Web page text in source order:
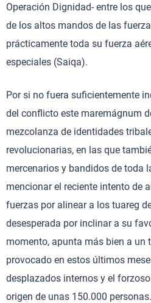
Operación Dignidad- entre los
de los altos mandos de las
prácticamente toda su fuerza
especiales (Saiqa).
Por si no fuera suficientemente
del conflicto este maremágnum
mezcolanza de identidades
revolucionarias, en las que
mercenarios y bandidos de toda
mencionar el reciente intento de
fuerzas por alinear a los tuareg
desesperada por inclinar a su
momento, apunta más bien a un
provocado en estos últimos
desplazados internos y el
origen de unas 150.000 personas.